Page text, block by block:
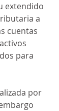
extendido
a
cuentas
para
por